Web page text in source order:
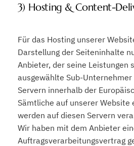
3) Hosting & Content-
Für das Hosting unserer
Darstellung der Seiteninhalte
Anbieter, der seine Leistungen
ausgewählte Sub-
Servern innerhalb der
Sämtliche auf unserer Website
werden auf diesen Servern
Wir haben mit dem Anbieter
Auftragsverarbeitungsvertrag